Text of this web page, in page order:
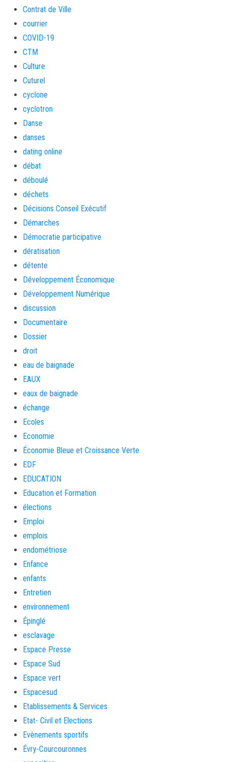
Contrat de Ville
courrier
COVID-19
CTM
Culture
Cuturel
cyclone
cyclotron
Danse
danses
dating online
débat
déboulé
déchets
Décisions Conseil Exécutif
Démarches
Démocratie participative
dératisation
détente
Développement Économique
Développement Numérique
discussion
Documentaire
Dossier
droit
eau de baignade
EAUX
eaux de baignade
échange
Ecoles
Economie
Économie Bleue et Croissance Verte
EDF
EDUCATION
Education et Formation
élections
Emploi
emplois
endométriose
Enfance
enfants
Entretien
environnement
Épinglé
esclavage
Espace Presse
Espace Sud
Espace vert
Espacesud
Etablissements & Services
Etat- Civil et Elections
Evènements sportifs
Évry-Courcouronnes